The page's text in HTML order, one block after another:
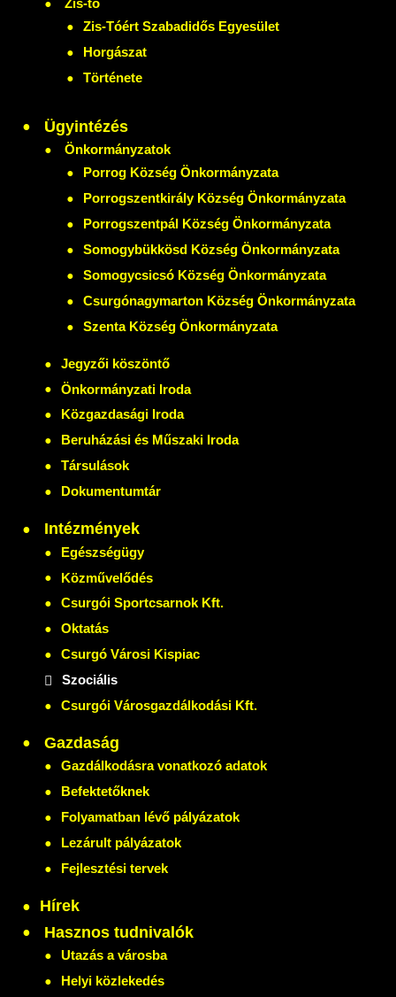
Zis-tó
Zis-Tóért Szabadidős Egyesület
Horgászat
Története
Ügyintézés
Önkormányzatok
Porrog Község Önkormányzata
Porrogszentkirály Község Önkormányzata
Porrogszentpál Község Önkormányzata
Somogybükkösd Község Önkormányzata
Somogycsicsó Község Önkormányzata
Csurgónagymarton Község Önkormányzata
Szenta Község Önkormányzata
Jegyzői köszöntő
Önkormányzati Iroda
Közgazdasági Iroda
Beruházási és Műszaki Iroda
Társulások
Dokumentumtár
Intézmények
Egészségügy
Közművelődés
Csurgói Sportcsarnok Kft.
Oktatás
Csurgó Városi Kispiac
Szociális
Csurgói Városgazdálkodási Kft.
Gazdaság
Gazdálkodásra vonatkozó adatok
Befektetőknek
Folyamatban lévő pályázatok
Lezárult pályázatok
Fejlesztési tervek
Hírek
Hasznos tudnivalók
Utazás a városba
Helyi közlekedés